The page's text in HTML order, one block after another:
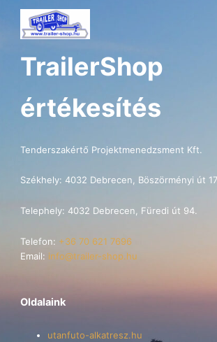
TrailerShop
értékesítés
Tenderszakértő Projektmenedzsment Kft.
Székhely: 4032 Debrecen, Böszörményi út
Telephely: 4032 Debrecen, Füredi út 94.
Telefon: +36 70 621 7696
Email: info@trailer-shop.hu
Oldalaink
utanfuto-alkatresz.hu